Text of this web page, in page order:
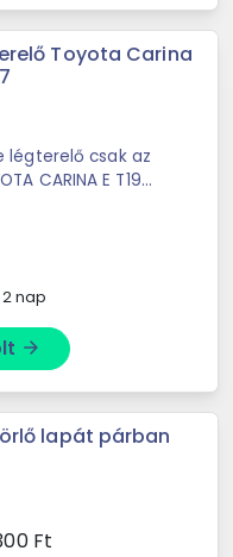
Toyota Carina
légterelő csak az
CARINA E T19
nap
arrow_forward
lapát párban
Ft